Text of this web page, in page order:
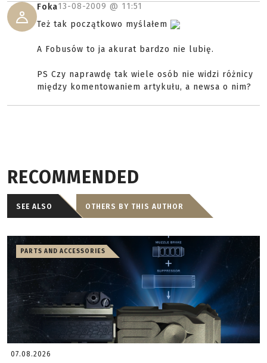
Foka13-08-2009 @ 11:51
Też tak początkowo myślałem
A Fobusów to ja akurat bardzo nie lubię.
PS Czy naprawdę tak wiele osób nie widzi różnicy
między komentowaniem artykułu, a newsa o nim?
RECOMMENDED
SEE ALSO OTHERS BY THIS AUTHOR
PARTS AND ACCESSORIES
07.08.2026